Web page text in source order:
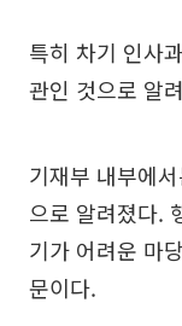
특히 차기 인사
관인 것으로 알
기재부 내부에
으로 알려졌다.
기가 어려운 마
문이다.